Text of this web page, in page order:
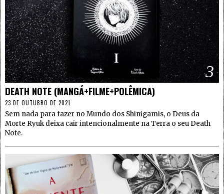
3
DEATH NOTE (MANGÁ+FILME+POLÊMICA)
23 DE OUTUBRO DE 2021
Sem nada para fazer no Mundo dos Shinigamis, o Deus da
Morte Ryuk deixa cair intencionalmente na Terra o seu Death
Note.